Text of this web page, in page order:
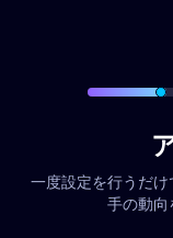
一度設定を行うだ
手の動向